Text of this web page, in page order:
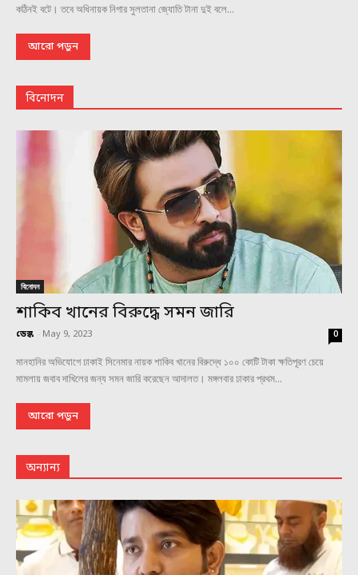
কঠিনই বটে। তবে অধিনায়ক নিগার সুলতানা জ্যোতি টানা দুই বলে...
আরো পড়ুন
বিনোদন
বিনোদন
শাকিব খানের বিরুদ্ধে সমন জারি
ডেস্ক - May 9, 2023 0
মানহানির অভিযোগে ঢাকাই সিনেমার নায়ক শাকিব খানের বিরুদ্ধে ১০০ কোটি টাকা ক্ষতিপূরণ চেয়ে
মামলায় জবাব দাখিলের জন্য সমন জারি করেছেন আদালত। মঙ্গলবার ঢাকার প্রথম...
আরো পড়ুন
অন্যান্য